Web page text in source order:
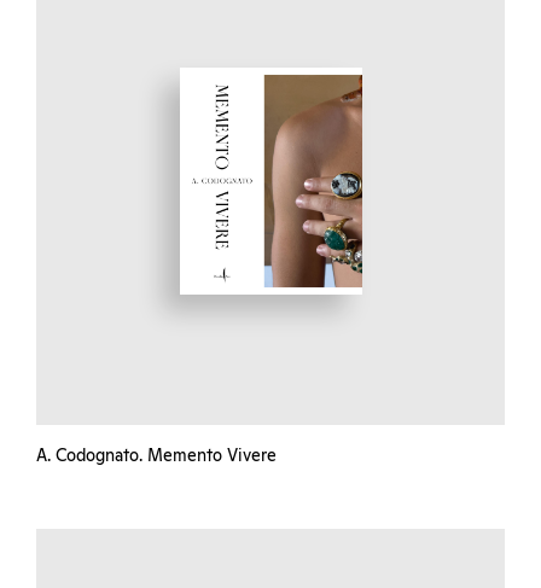
A. Codognato. Memento Vivere